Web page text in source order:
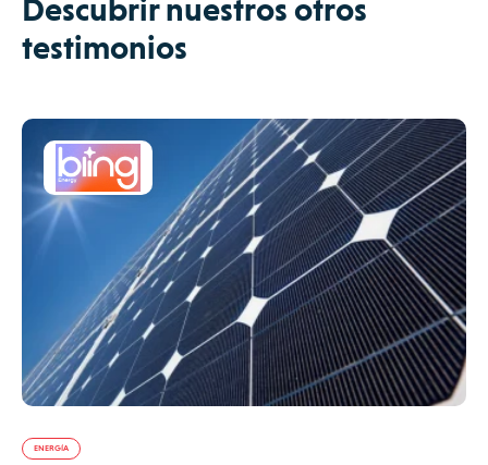
Descubrir nuestros otros
testimonios
ENERGÍA